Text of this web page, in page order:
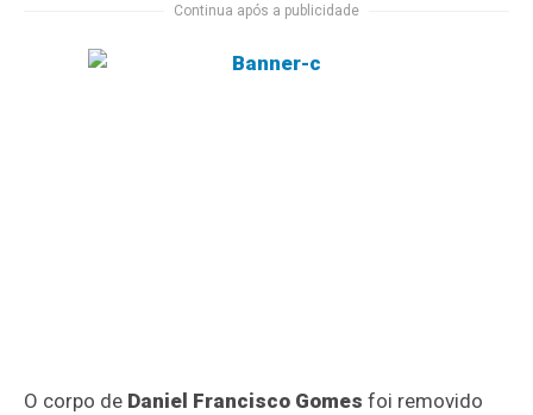
Continua após a publicidade
O corpo de Daniel Francisco Gomes foi removido